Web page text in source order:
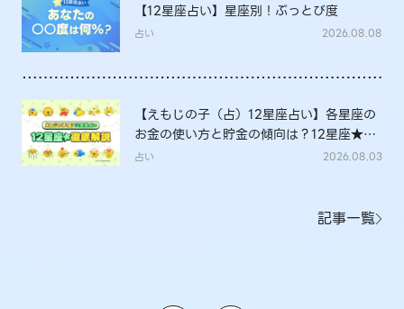
【12星座占い】星座別！ぶっとび度
占い 2026.08.08
【えもじの子（占）12星座占い】各星座の
お金の使い方と貯金の傾向は？12星座★徹
底解説
占い 2026.08.03
記事一覧